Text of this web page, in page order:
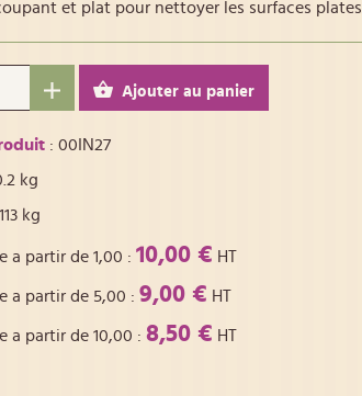
et plat pour nettoyer les surfaces plates.
Ajouter au panier
: 00IN27
kg
kg
a partir de 1,00 : 10,00 € HT
a partir de 5,00 : 9,00 € HT
a partir de 10,00 : 8,50 € HT